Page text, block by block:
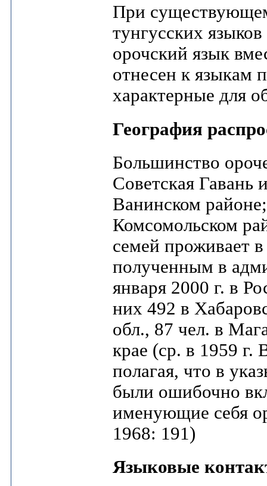
При
тунгусских
орочский язык
отнесен к языкам
характерные для
География
Большинство
Советская Гавань
Ванинском
Комсомольском
семей проживает
полученным в
января 2000 г. в
них 492 в
обл., 87 чел. в
крае (ср. в 1959
полагая, что в
были ошибочно
именующие себя
1968: 191)
Языковые